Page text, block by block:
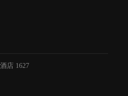
店 1627